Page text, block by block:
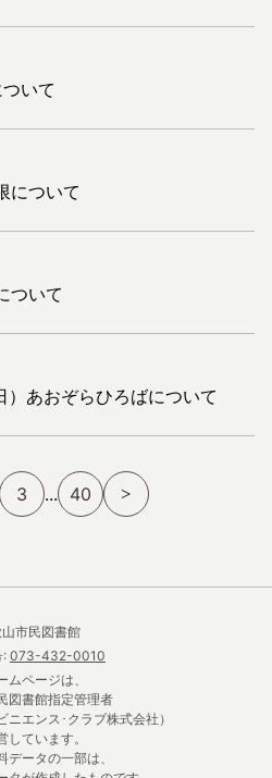
いて
について
ついて
）あおぞらひろばについて
3 ... 40
市民図書館
: 073-432-0010
ムページは、
図書館指定管理者
ニエンス･クラブ株式会社）
しています。
データの一部は、